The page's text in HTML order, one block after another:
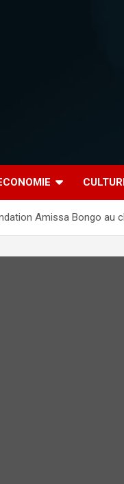
Amissa Bongo au